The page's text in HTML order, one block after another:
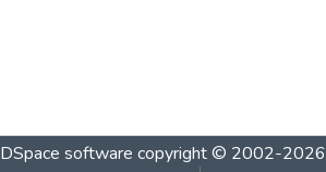
DSpace software copyright © 2002-2026